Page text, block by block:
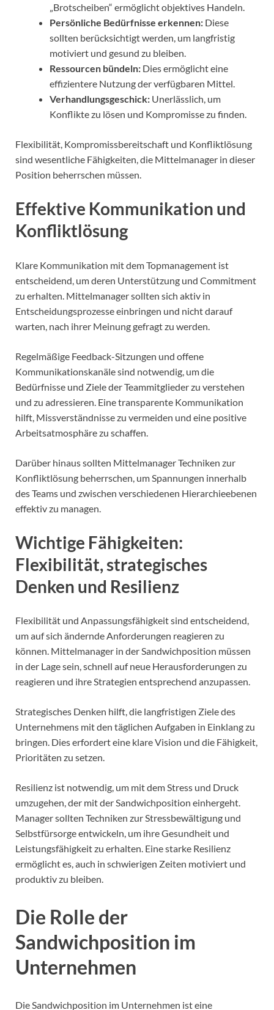
„Brotscheiben“ ermöglicht objektives Handeln.
Persönliche Bedürfnisse erkennen: Diese
sollten berücksichtigt werden, um langfristig
motiviert und gesund zu bleiben.
Ressourcen bündeln: Dies ermöglicht eine
effizientere Nutzung der verfügbaren Mittel.
Verhandlungsgeschick: Unerlässlich, um
Konflikte zu lösen und Kompromisse zu finden.
Flexibilität, Kompromissbereitschaft und Konfliktlösung
sind wesentliche Fähigkeiten, die Mittelmanager in dieser
Position beherrschen müssen.
Effektive Kommunikation und
Konfliktlösung
Klare Kommunikation mit dem Topmanagement ist
entscheidend, um deren Unterstützung und Commitment
zu erhalten. Mittelmanager sollten sich aktiv in
Entscheidungsprozesse einbringen und nicht darauf
warten, nach ihrer Meinung gefragt zu werden.
Regelmäßige Feedback-Sitzungen und offene
Kommunikationskanäle sind notwendig, um die
Bedürfnisse und Ziele der Teammitglieder zu verstehen
und zu adressieren. Eine transparente Kommunikation
hilft, Missverständnisse zu vermeiden und eine positive
Arbeitsatmosphäre zu schaffen.
Darüber hinaus sollten Mittelmanager Techniken zur
Konfliktlösung beherrschen, um Spannungen innerhalb
des Teams und zwischen verschiedenen Hierarchieebenen
effektiv zu managen.
Wichtige Fähigkeiten:
Flexibilität, strategisches
Denken und Resilienz
Flexibilität und Anpassungsfähigkeit sind entscheidend,
um auf sich ändernde Anforderungen reagieren zu
können. Mittelmanager in der Sandwichposition müssen
in der Lage sein, schnell auf neue Herausforderungen zu
reagieren und ihre Strategien entsprechend anzupassen.
Strategisches Denken hilft, die langfristigen Ziele des
Unternehmens mit den täglichen Aufgaben in Einklang zu
bringen. Dies erfordert eine klare Vision und die Fähigkeit,
Prioritäten zu setzen.
Resilienz ist notwendig, um mit dem Stress und Druck
umzugehen, der mit der Sandwichposition einhergeht.
Manager sollten Techniken zur Stressbewältigung und
Selbstfürsorge entwickeln, um ihre Gesundheit und
Leistungsfähigkeit zu erhalten. Eine starke Resilienz
ermöglicht es, auch in schwierigen Zeiten motiviert und
produktiv zu bleiben.
Die Rolle der
Sandwichposition im
Unternehmen
Die Sandwichposition im Unternehmen ist eine